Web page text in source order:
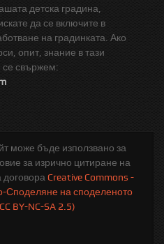
детска градина,
да се включите в
на градинката. Ако
опит, знание в тази
се свържем:
може бъде използвано за
за изрично цитиране на
договора Creative Commons -
Споделяне на споделеното
BY-NC-SA 2.5)